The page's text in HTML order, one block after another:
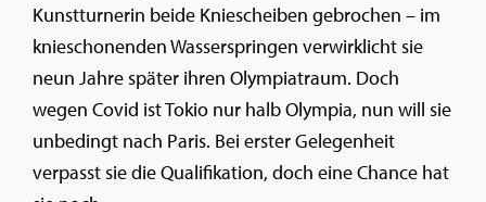
Kunstturnerin beide Kniescheiben gebrochen – im
knieschonenden Wasserspringen verwirklicht sie
neun Jahre später ihren Olympiatraum. Doch
wegen Covid ist Tokio nur halb Olympia, nun will sie
unbedingt nach Paris. Bei erster Gelegenheit
verpasst sie die Qualifikation, doch eine Chance hat